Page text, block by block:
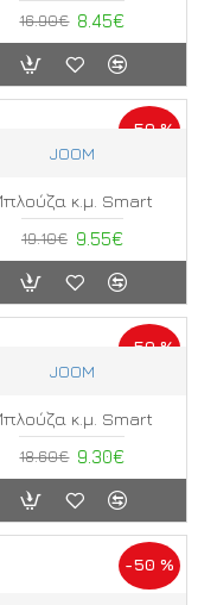
8.45€
16.90€
-50 %
JOOM
κ.μ. Smart
9.55€
19.10€
-50 %
JOOM
κ.μ. Smart
9.30€
18.60€
-50 %